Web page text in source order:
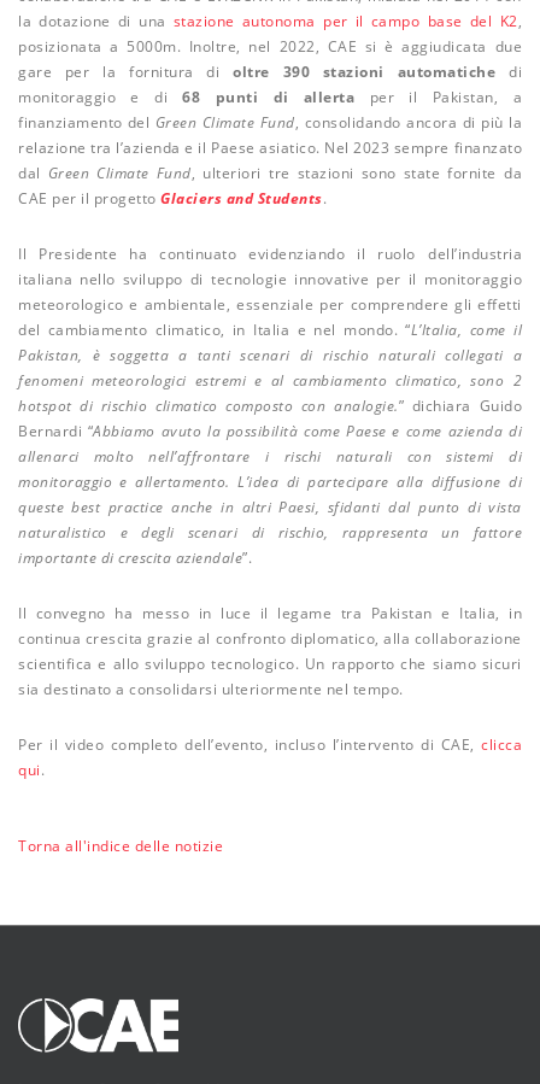
la dotazione di una stazione autonoma per il campo base del K2,
posizionata a 5000m. Inoltre, nel 2022, CAE si è aggiudicata due
gare per la fornitura dioltre 390 stazioni automatiche di
monitoraggio e di68 punti di allerta per il Pakistan, a
finanziamento del Green Climate Fund, consolidando ancora di più la
relazione tra l’azienda e il Paese asiatico. Nel 2023 sempre finanzato
dal Green Climate Fund, ulteriori tre stazioni sono state fornite da
CAE per il progetto Glaciers and Students.
Il Presidente ha continuato evidenziando il ruolo dell’industria
italiana nello sviluppo di tecnologie innovative per il monitoraggio
meteorologico e ambientale, essenziale per comprendere gli effetti
del cambiamento climatico, in Italia e nel mondo. “L’Italia, come il
Pakistan, è soggetta a tanti scenari di rischio naturali collegati a
fenomeni meteorologici estremi e al cambiamento climatico, sono 2
hotspot di rischio climatico composto con analogie.” dichiara Guido
Bernardi “Abbiamo avuto la possibilità come Paese e come azienda di
allenarci molto nell’affrontare i rischi naturali con sistemi di
monitoraggio e allertamento. L’idea di partecipare alla diffusione di
queste best practice anche in altri Paesi, sfidanti dal punto di vista
naturalistico e degli scenari di rischio, rappresenta un fattore
importante di crescita aziendale”.
Il convegno ha messo in luce il legame tra Pakistan e Italia, in
continua crescita grazie al confronto diplomatico, alla collaborazione
scientifica e allo sviluppo tecnologico. Un rapporto che siamo sicuri
sia destinato a consolidarsi ulteriormente nel tempo.
Per il video completo dell’evento, incluso l’intervento di CAE, clicca
qui.
Torna all'indice delle notizie